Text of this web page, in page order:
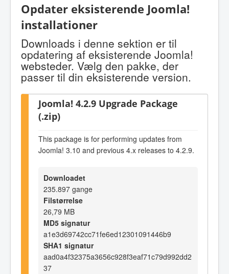
Opdater eksisterende Joomla!
installationer
Downloads i denne sektion er til
opdatering af eksisterende Joomla!
websteder. Vælg den pakke, der
passer til din eksisterende version.
Joomla! 4.2.9 Upgrade Package
(.zip)
This package is for performing updates from
Joomla! 3.10 and previous 4.x releases to 4.2.9.
Downloadet
235.897 gange
Filstørrelse
26,79 MB
MD5 signatur
a1e3d69742cc71fe6ed12301091446b9
SHA1 signatur
aad0a4f32375a3656c928f3eaf71c79d992dd2
37